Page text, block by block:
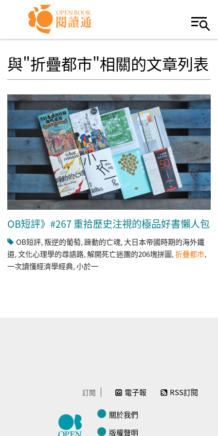
Skip to navigation
移至主內容
與"折疊都市"相關的文章列表
OB短評》#267 重拾歷史注視的極品好書懶人包
OB短評,叛逆的葡萄, 躁動的亡魂, 大日本帝國時期的海外鐵
道,文化心理學的尋語路,解開死亡迷團的206塊拼圖,折疊都市,
一次讀懂經濟學經典,小於一
訂閱 電子報 RSS訂閱
關於我們
版權聲明